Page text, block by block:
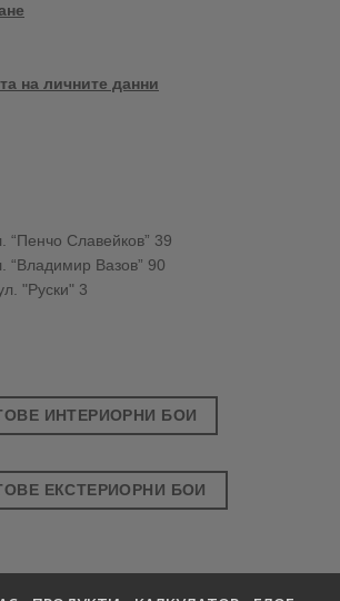
на личните данни
Славейков” 39
Вазов” 90
"Руски" 3
ИНТЕРИОРНИ БОИ
ЕКСТЕРИОРНИ БОИ